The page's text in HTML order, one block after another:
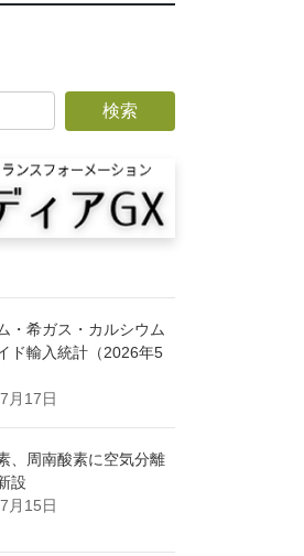
・希ガス・カルシウム
ド輸入統計（2026年5
月17日
、周南酸素に空気分離
設
月15日